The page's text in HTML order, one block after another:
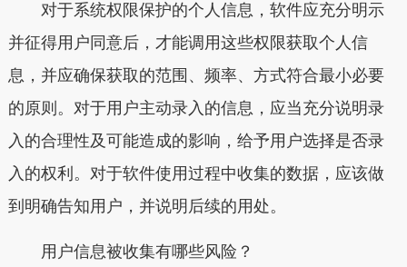
对于系统权限保护的个人信息，软件应充分明示
并征得用户同意后，才能调用这些权限获取个人信
息，并应确保获取的范围、频率、方式符合最小必要
的原则。对于用户主动录入的信息，应当充分说明录
入的合理性及可能造成的影响，给予用户选择是否录
入的权利。对于软件使用过程中收集的数据，应该做
到明确告知用户，并说明后续的用处。
用户信息被收集有哪些风险？